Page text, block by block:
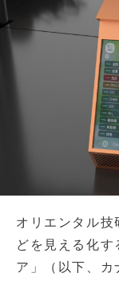
オリエンタル技
どを見える化す
ア」（以下、